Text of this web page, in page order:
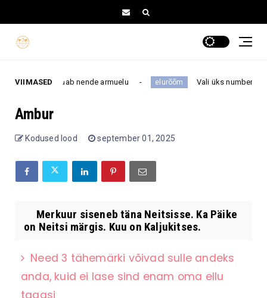
VIIMASED
kes muudab nende armuelu elurõõm Vali üks number
Ambur
Kodused lood september 01, 2025
Merkuur siseneb täna Neitsisse. Ka Päike
on Neitsi märgis. Kuu on Kaljukitses.
Need 3 tähemärki võivad sulle andeks
anda, kuid ei lase sind enam oma ellu
tagasi